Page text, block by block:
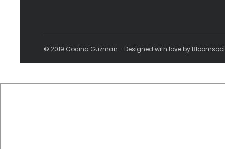
© 2019 Cocina Guzman - Designed with love by